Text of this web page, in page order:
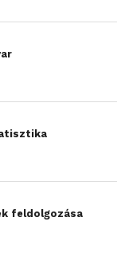
feldolgozása